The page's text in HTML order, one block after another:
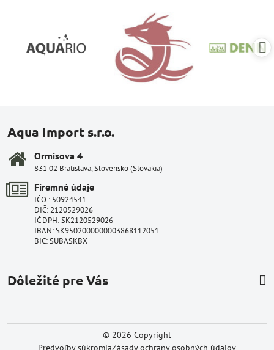
Aqua Import s.r.o.
Ormisova 4
831 02 Bratislava, Slovensko (Slovakia)
Firemné údaje
IČO : 50924541
DIČ: 2120529026
IČ DPH: SK2120529026
IBAN: SK9502000000003868112051
BIC: SUBASKBX
Dôležité pre Vás
© 2026 Copyright
Predvoľby súkromiaZásady ochrany osobných údajov